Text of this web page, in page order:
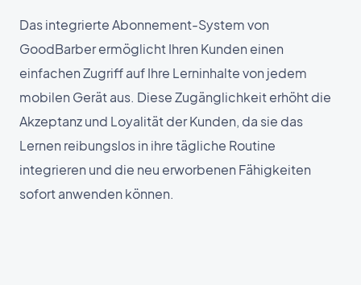
Das integrierte Abonnement-System von
GoodBarber ermöglicht Ihren Kunden einen
einfachen Zugriff auf Ihre Lerninhalte von jedem
mobilen Gerät aus. Diese Zugänglichkeit erhöht die
Akzeptanz und Loyalität der Kunden, da sie das
Lernen reibungslos in ihre tägliche Routine
integrieren und die neu erworbenen Fähigkeiten
sofort anwenden können.